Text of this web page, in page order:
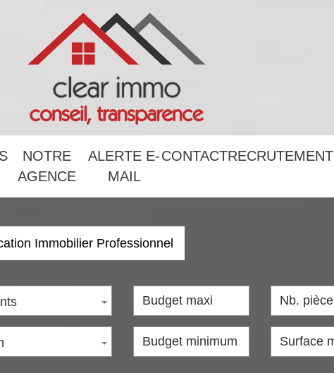
NOTRE
AGENCE
ALERTE E-
MAIL
CONTACT RECRUTEMENT
Immobilier Professionnel